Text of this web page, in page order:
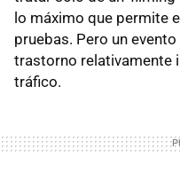
lo máximo que permite
pruebas. Pero un
trastorno relativamente
tráfico.